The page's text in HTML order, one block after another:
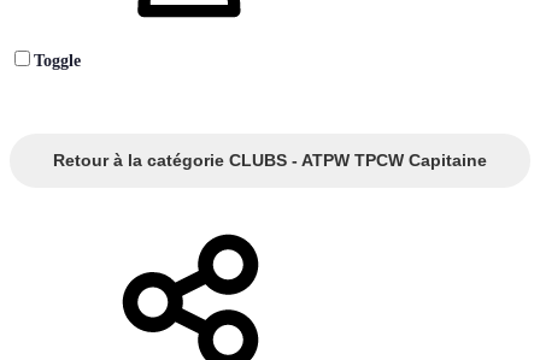
Toggle
Retour à la catégorie CLUBS - ATPW TPCW Capitaine